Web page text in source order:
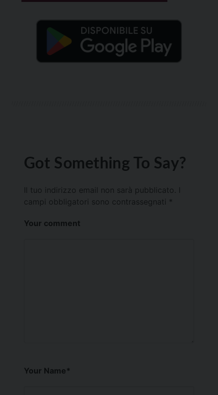
Got Something To Say?
Il tuo indirizzo email non sarà pubblicato.
campi obbligatori sono contrassegnati *
Your comment
Your Name*